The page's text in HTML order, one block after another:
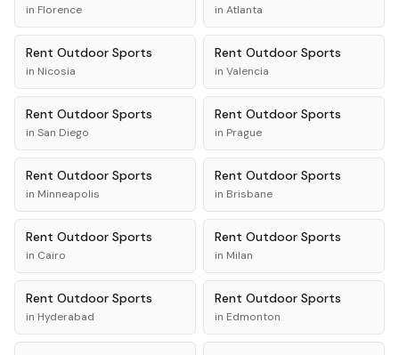
in Florence in Atlanta
Rent Outdoor Sports
in Nicosia
Rent Outdoor Sports
in Valencia
Rent Outdoor Sports
in San Diego
Rent Outdoor Sports
in Prague
Rent Outdoor Sports
in Minneapolis
Rent Outdoor Sports
in Brisbane
Rent Outdoor Sports
in Cairo
Rent Outdoor Sports
in Milan
Rent Outdoor Sports
in Hyderabad
Rent Outdoor Sports
in Edmonton